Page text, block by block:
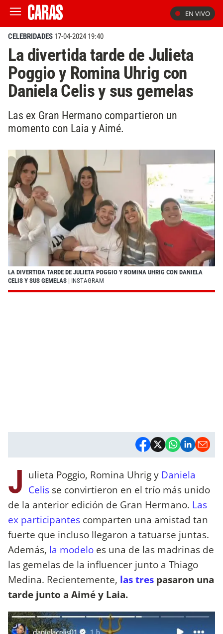
EN VIVO
CELEBRIDADES 17-04-2024 19:40
La divertida tarde de Julieta
Poggio y Romina Uhrig con
Daniela Celis y sus gemelas
Las ex Gran Hermano compartieron un
momento con Laia y Aimé.
LA DIVERTIDA TARDE DE JULIETA POGGIO Y ROMINA UHRIG CON DANIELA
CELIS Y SUS GEMELAS | INSTAGRAM
J ulieta Poggio, Romina Uhrig y Daniela
Celis se convirtieron en el trío más unido
de la anterior edición de Gran Hermano. Las
ex participantes comparten una amistad tan
fuerte que incluso llegaron a tatuarse juntas.
Además, la modelo es una de las madrinas de
las gemelas de la influencer junto a Thiago
Medina. Recientemente, las tres pasaron una
tarde junto a Aimé y Laia.